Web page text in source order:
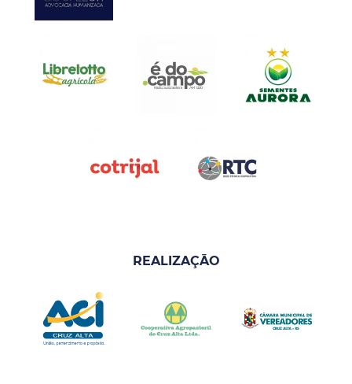
REALIZAÇÃO